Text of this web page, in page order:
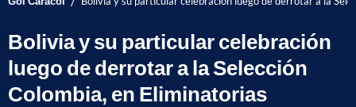
Bolivia y su particular celebración
luego de derrotar a la Selección
Colombia, en Eliminatorias